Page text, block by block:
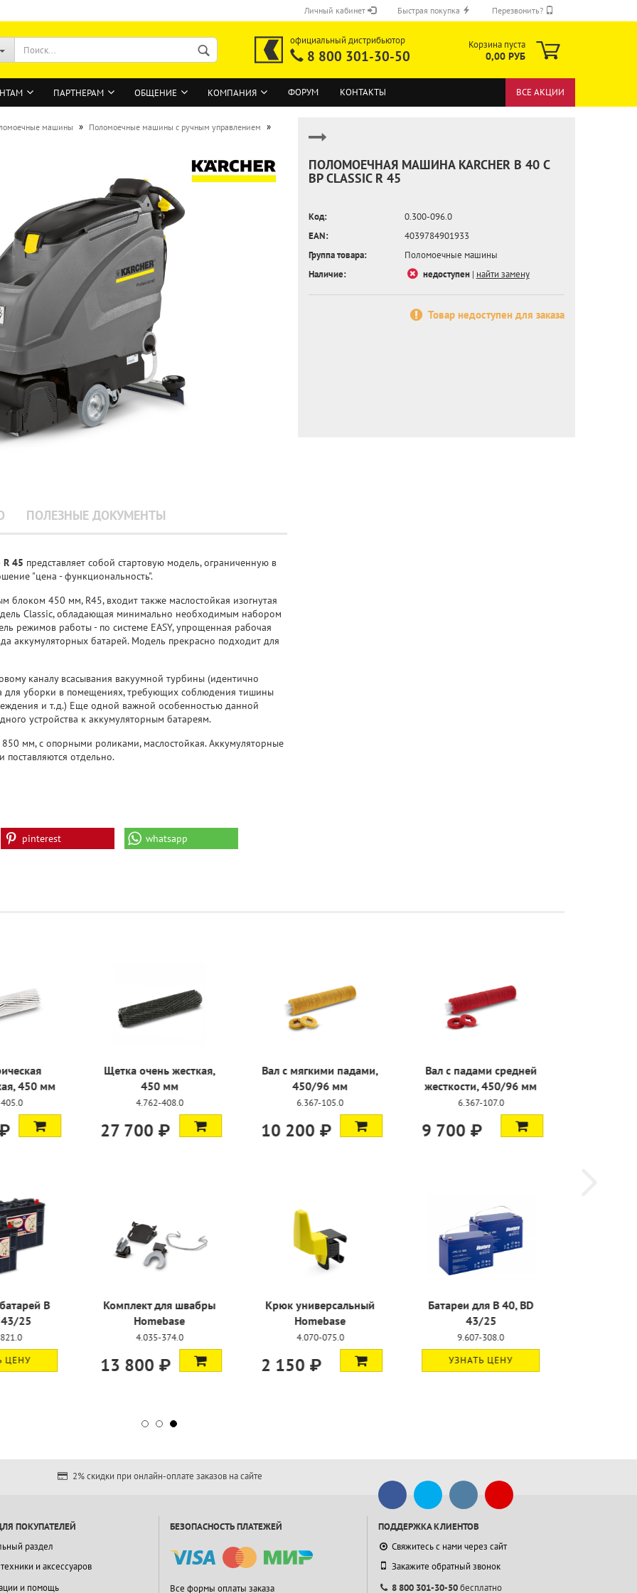
Личный кабинет
ВОЙТИ
Регистрация на сайте
Забыли пароль?
Быстрая покупка Перезвонить?
ОТПРАВИТЬ
официальный дистрибьютор
8 800 301-30-50
Корзина пуста
0,00 РУБ
ПАРТНЕРАМ ОБЩЕНИЕ КОМПАНИЯ ФОРУМ КОНТАКТЫ ВСЕ АКЦИИ
машины » Поломоечные машины с ручным управлением »
ПОЛОМОЕЧНАЯ МАШИНА KARCHER B 40 C
BP CLASSIC R 45
Код:
0.300-096.0
EAN:
4039784901933
Группа товара:
Поломоечные машины
Наличие:
недоступен| найти замену
Товар недоступен для заказа
ПОЛЕЗНЫЕ ДОКУМЕНТЫ
R 45 представляет собой стартовую модель, ограниченную в
"цена - функциональность".
450 мм, R45, входит также маслостойкая изогнутая
Classic, обладающая минимально необходимым набором
режимов работы - по системе EASY, упрощенная рабочая
аккумуляторных батарей. Модель прекрасно подходит для
каналу всасывания вакуумной турбины (идентично
для уборки в помещениях, требующих соблюдения тишины
и т.д.) Еще одной важной особенностью данной
устройства к аккумуляторным батареям.
мм, с опорными роликами, маслостойкая. Аккумуляторные
поставляются отдельно.
pinterest whatsapp
жесткая,
мм
Вал с мягкими падами,
450/96 мм
6.367-105.0
10 200 ₽
Вал с падами средней
жесткости, 450/96 мм
6.367-107.0
9 700 ₽
Вал с жесткими
падами, 450/96 мм
6.367-106.0
9 700 ₽
швабры
Крюк универсальный
Homebase
4.070-075.0
2 150 ₽
Батареи для B 40, BD
43/25
9.607-308.0
УЗНАТЬ ЦЕНУ
Аккумуляторная
батарея
9.837-822.0
УЗНАТЬ ЦЕНУ
2% скидки при онлайн-оплате заказов на сайте
ПОКУПАТЕЛЕЙ
раздел
и аксессуаров
и помощь
БЕЗОПАСНОСТЬ ПЛАТЕЖЕЙ
Все формы оплаты заказа
ПОДДЕРЖКА КЛИЕНТОВ
Свяжитесь с нами через сайт
Закажите обратный звонок
8 800 301-30-50бесплатно